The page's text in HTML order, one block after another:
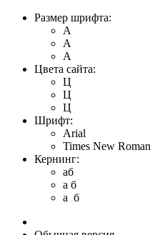
Размер шрифта:
A
A
A
Цвета сайта:
Ц
Ц
Ц
Шрифт:
Arial
Times New Roman
Кернинг:
aб
a б
a б